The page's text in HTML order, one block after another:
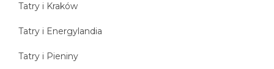
Tatry i Kraków
Tatry i Energylandia
Tatry i Pieniny